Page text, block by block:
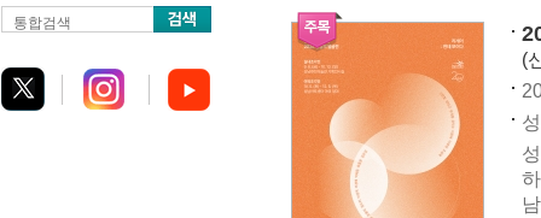
통합검색
(